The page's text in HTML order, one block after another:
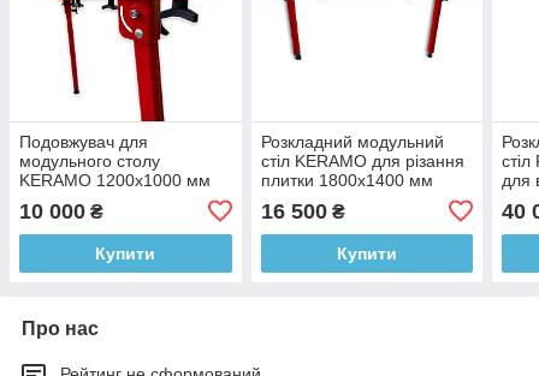
Подовжувач для
модульного столу
KERAMO 1200х1000 мм
10 000 ₴
Купити
Розкладний модульний
стіл KERAMO для різання
плитки 1800х1400 мм
16 500₴
Купити
для
40
Про нас